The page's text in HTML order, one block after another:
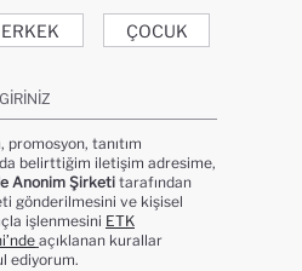
ERKEK ÇOCUK
tanıtım
belirttiğim iletişim adresime,
Anonim Şirketi tarafından
gönderilmesini ve kişisel
işlenmesini ETK
açıklanan kurallar
ediyorum.